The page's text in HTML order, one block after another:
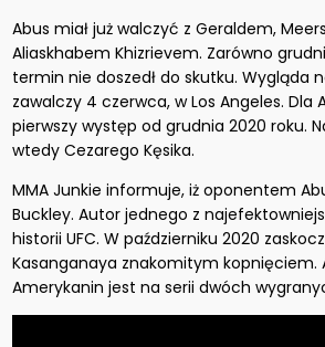
Abus miał już walczyć z Geraldem,
Aliaskhabem Khizrievem. Zarówno
termin nie doszedł do skutku. Wygląda
zawalczy 4 czerwca, w Los Angeles. Dla
pierwszy występ od grudnia 2020 roku.
wtedy Cezarego Kęsika.
MMA Junkie informuje, iż oponentem
Buckley. Autor jednego z
historii UFC. W październiku 2020
Kasanganaya znakomitym kopnięciem.
Amerykanin jest na serii dwóch